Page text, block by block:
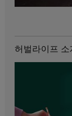
든지 귀하의
맛있게 먹으면서 다이어
사사 노세리노의 파
이 다리 운동을 즐기세요.
허벌라이프 소